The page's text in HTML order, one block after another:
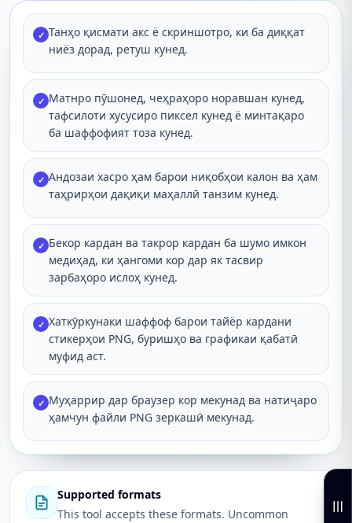
✓ Танҳо қисмати акс ё скриншотро, ки ба диққат
ниёз дорад, ретуш кунед.
✓ Матнро пӯшонед, чеҳраҳоро норавшан кунед,
тафсилоти хусусиро пиксел кунед ё минтақаро
ба шаффофият тоза кунед.
✓ Андозаи хасро ҳам барои ниқобҳои калон ва ҳам
таҳрирҳои дақиқи маҳаллӣ танзим кунед.
✓ Бекор кардан ва такрор кардан ба шумо имкон
медиҳад, ки ҳангоми кор дар як тасвир
зарбаҳоро ислоҳ кунед.
✓ Хаткӯркунаки шаффоф барои тайёр кардани
стикерҳои PNG, буришҳо ва графикаи қабатӣ
муфид аст.
✓ Муҳаррир дар браузер кор мекунад ва натиҷаро
ҳамчун файли PNG зеркашӣ мекунад.
Supported formats
This tool accepts these formats. Uncommon